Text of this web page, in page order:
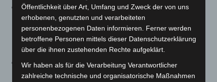
Körperschutz:Für Abkühlung sorgen, luftige Kleidung
tragen, eine Kopfbedeckung mit Nackenschutz nutzen
und Sonnencreme mit ausreichendem
Lichtschutzfaktor verwenden.
Erste Hilfe:Symptome wie Erbrechen,
Bewusstseinstrübung, Teilnahmslosigkeit,
Öffentlichkeit über Art, Umfang und Zweck der von uns
erhobenen, genutzten und verarbeiteten
personenbezogenen Daten informieren. Ferner werden
betroffene Personen mittels dieser Datenschutzerklärung
über die ihnen zustehenden Rechte aufgeklärt.
Wir haben als für die Verarbeitung Verantwortlicher
zahlreiche technische und organisatorische Maßnahmen